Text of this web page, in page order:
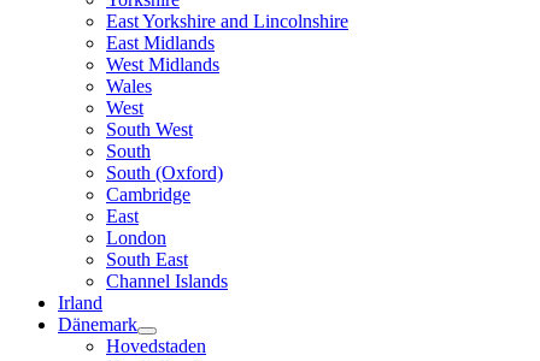
East Yorkshire and Lincolnshire
East Midlands
West Midlands
Wales
West
South West
South
South (Oxford)
Cambridge
East
London
South East
Channel Islands
Irland
Dänemark
Hovedstaden